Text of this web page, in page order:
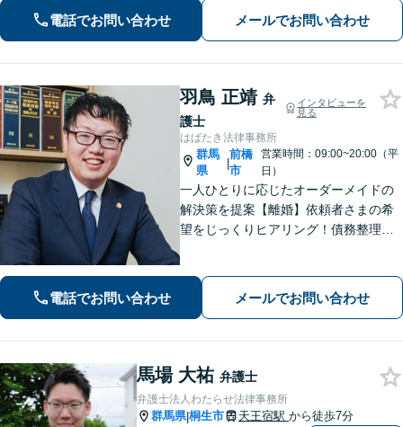
電話でお問い合わせ メールでお問い合わせ
羽鳥 正靖 弁
護士
インタビューを
見る
はばたき法律事務所
群馬
県
|
前橋
市
営業時間：09:00~20:00（平
日）
一人ひとりに応じたオーダーメイドの
解決策を提案【離婚】依頼者さまの希
望をじっくりヒアリング！債務整理の
続】まずはお気軽にご相談ください
【初回面談無料】【群馬総社駅・車15
電話でお問い合わせ メールでお問い合わせ
馬場 大祐 弁護士
弁護士法人わたらせ法律事務所
群馬県|桐生市 天王宿駅 から徒歩7分